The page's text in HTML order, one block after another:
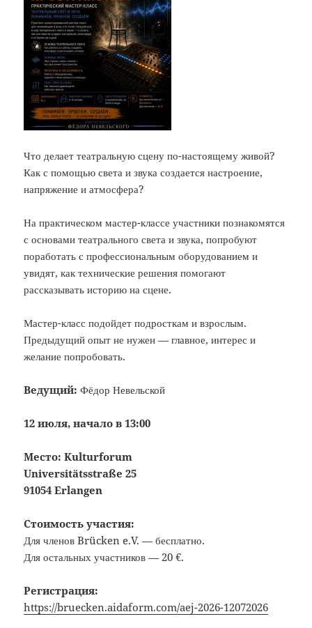
Что делает театральную сцену по-настоящему живой?
Как с помощью света и звука создается настроение,
напряжение и атмосфера?
На практическом мастер-классе участники познакомятся
с основами театрального света и звука, попробуют
поработать с профессиональным оборудованием и
увидят, как технические решения помогают
рассказывать историю на сцене.
Мастер-класс подойдет подросткам и взрослым.
Предыдущий опыт не нужен — главное, интерес и
желание попробовать.
Ведущий: Фёдор Невельской
12 июля, начало в 13:00
Место: Kulturforum
Universitätsstraße 25
91054 Erlangen
Стоимость участия:
Для членов Brücken e.V. — бесплатно.
Для остальных участников — 20 €.
Регистрация:
https://bruecken.aidaform.com/aej-2026-12072026